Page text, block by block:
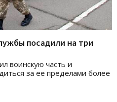
посадили на три
воинскую часть и
за ее пределами более